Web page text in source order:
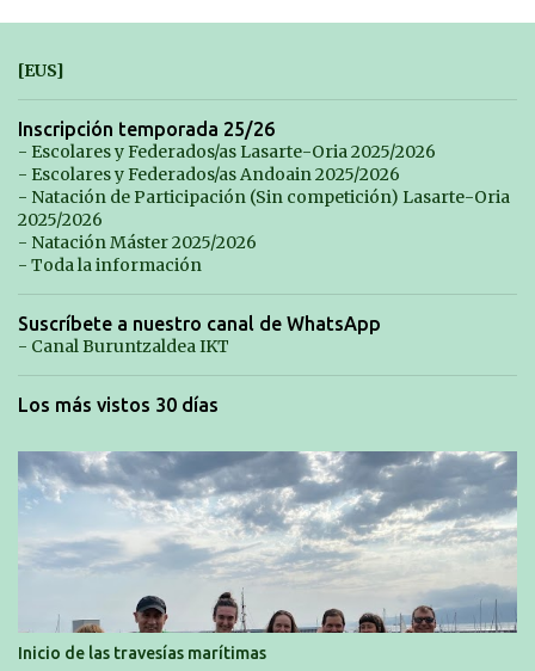
[EUS]
Inscripción temporada 25/26
- Escolares y Federados/as Lasarte-Oria 2025/2026
- Escolares y Federados/as Andoain 2025/2026
- Natación de Participación (Sin competición) Lasarte-Oria
2025/2026
- Natación Máster 2025/2026
- Toda la información
Suscríbete a nuestro canal de WhatsApp
- Canal Buruntzaldea IKT
Los más vistos 30 días
Inicio de las travesías marítimas